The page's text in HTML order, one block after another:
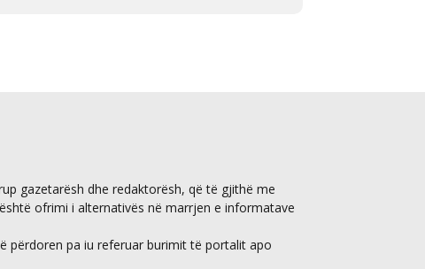
gazetarësh dhe redaktorësh, që të gjithë me
ofrimi i alternativës në marrjen e informatave
përdoren pa iu referuar burimit të portalit apo